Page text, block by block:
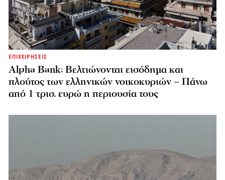
ΕΠΙΧΕΙΡΗΣΕΙΣ
Alpha Bank: Βελτιώνονται εισόδημα και
πλούτος των ελληνικών νοικοκυριών – Πάνω
από 1 τρισ. ευρώ η περιουσία τους